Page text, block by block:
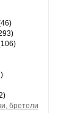
бретели